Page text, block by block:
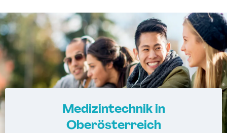
Medizintechnik in
Oberösterreich